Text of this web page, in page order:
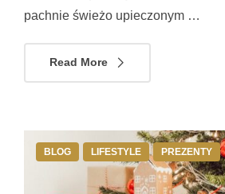
pachnie świeżo upieczonym …
Read More
BLOG LIFESTYLE PREZENTY